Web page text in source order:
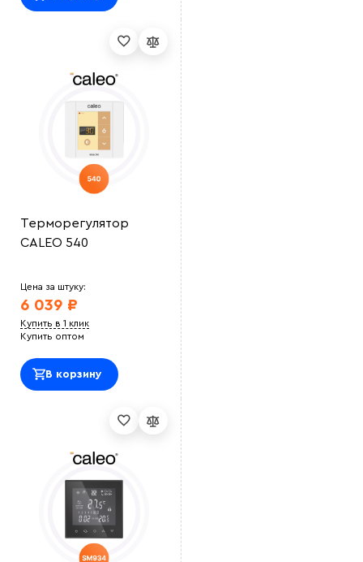
Терморегулятор
CALEO 540
Цена за штуку:
6 039 ₽
Купить в 1 клик
Купить оптом
В корзину